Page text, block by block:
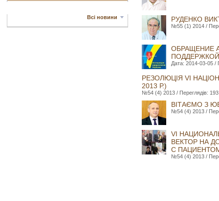
Всі новини РУДЕНКО
№55 (1) 2014 /
ОБРАЩЕНИЕ
Дата: 2014-03-05 /
РЕЗОЛЮЦІЯ VI
2013 Р.)
№54 (4) 2013 / Переглядів: 193
ВІТАЄМО З
№54 (4) 2013 /
VI
ВЕКТОР НА
С
№54 (4) 2013 /